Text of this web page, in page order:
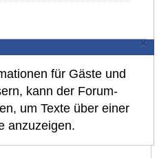
×
für Gäste und
kann der Forum-
um Texte über einer
anzuzeigen.